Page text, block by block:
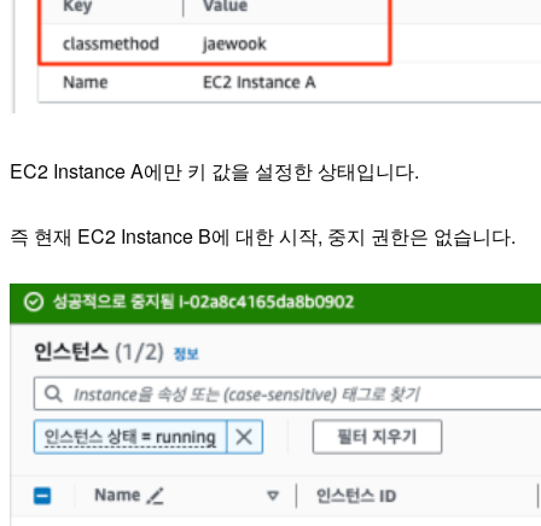
EC2 Instance A에만 키 값을 설정한 상태입니다.
즉 현재 EC2 Instance B에 대한 시작, 중지 권한은 없습니다.